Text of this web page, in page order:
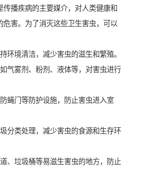
传播疾病的主要媒介，对人类健康和
危害。为了消灭这些卫生害虫，可以
环境清洁，减少害虫的滋生和繁殖。
气雾剂、粉剂、液体等，对害虫进行
蝇门等防护设施，防止害虫进入室
分类处理，减少害虫的食源和生存环
、垃圾桶等易滋生害虫的地方，防止